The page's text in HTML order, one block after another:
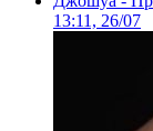
13:11, 26/07